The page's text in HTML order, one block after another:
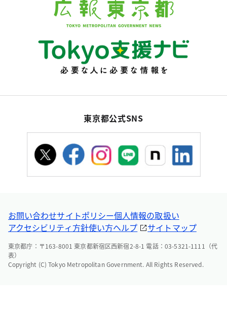
東京都公式SNS
お問い合わせサイトポリシー個人情報の取扱い
アクセシビリティ方針使い方ヘルプ サイトマップ
東京都庁：〒163-8001 東京都新宿区西新宿2-8-1 電話：03-5321-1111（代
表）
Copyright (C) Tokyo Metropolitan Government. All Rights Reserved.